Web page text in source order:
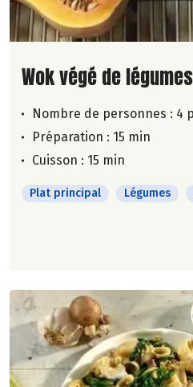
Lire la suite de la
Wok végé de
Nombre de personnes : 4
Préparation : 15 min
Cuisson : 15 min
Plat principal Légumes